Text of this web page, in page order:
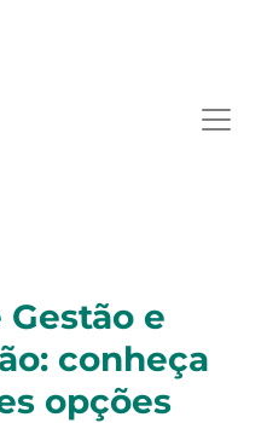
Gestão e
conheça
opções